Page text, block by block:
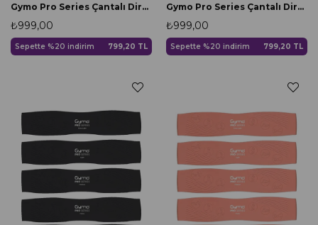
Gymo Pro Series Çantalı Direnç Bandı Fitness Pilates Esnetme Lastiği 5'li Set Silikon Nane Yeşili
₺999,00
Sepette %20 indirim 799,20 TL
Gymo Pro Series Çantalı Direnç Bandı Fitness Pilates Esnetme Lastiği 5'li Set Silikon Pembe
₺999,00
Sepette %20 indirim 799,20 TL